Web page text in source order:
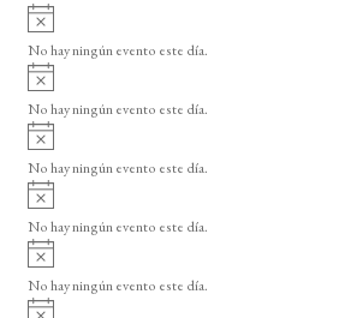
v
e
n
t
o
s
o
A
v
i
o
No hay ningún evento este día.
A
v
i
o
No hay ningún evento este día.
A
v
i
o
No hay ningún evento este día.
A
v
i
o
No hay ningún evento este día.
A
v
i
No hay ningún evento este día.
A